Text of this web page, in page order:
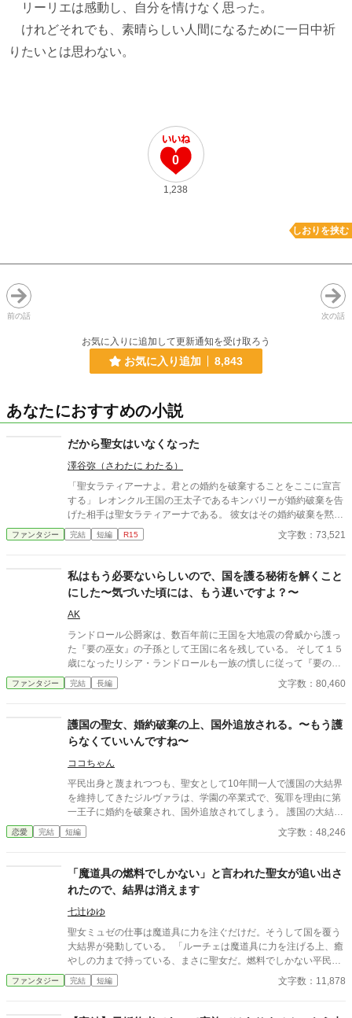
リーリエは感動し、自分を情けなく思った。
けれどそれでも、素晴らしい人間になるために一日中祈
りたいとは思わない。
0
1,238
しおりを挟む
前の話 次の話
お気に入りに追加して更新通知を受け取ろう
お気に入り追加 8,843
あなたにおすすめの小説
だから聖女はいなくなった
澤谷弥（さわたに わたる）
「聖女ラティアーナよ。君との婚約を破棄することをここに宣言
する」 レオンクル王国の王太子であるキンバリーが婚約破棄を告
げた相手は聖女ラティアーナである。 彼女はその婚約破棄を黙っ
て受け入れた。さらに彼女は、新たにキンバリーと婚約したアイ
ニスに聖女の証である首飾りを手渡すと姿を消した。 だが、ラテ
リーだが、すでにその姿はどこにもない。 キンバリーの弟である
サディアスが、兄のためにもラティアーナを探し始める。だが、
彼女を探していくうちに、なぜ彼女がキンバリーとの婚約破棄を
受け入れ、聖女という地位を退いたのかの理由を知る――。 ※7
万字程度の中編です。
ファンタジー 完結 短編 R15 文字数：73,521
私はもう必要ないらしいので、国を護る秘術を解くこと
にした〜気づいた頃には、もう遅いですよ？〜
AK
ランドロール公爵家は、数百年前に王国を大地震の脅威から護っ
た『要の巫女』の子孫として王国に名を残している。 そして１５
歳になったリシア・ランドロールも一族の慣しに従って『要の巫
女』の座を受け継ぐこととなる。 さらに王太子がリシアを婚約者
に選んだことで二人は婚約を結ぶことが決定した。 しかし本物の
式上の祈りを捧げる名ばかりの巫女ばかりであった。 それ故に時
代とともにランドロール公爵家を敬う者は減っていき、遂に王太
子アストラはリシアとの婚約破棄を宣言すると共にランドロール
家の爵位を剥奪する事を決定してしまう。 だが彼らは知らなかっ
た。リシアこそが初代『要の巫女』の生まれ変わりであり、これ
から王国で発生する大地震を予兆し鎮めていたと言う事実を。 そ
して「もう私は必要ないんですよね？」と、そっと術を解き、リ
シアは国を後にする決意をするのだった。 ※小説家になろう・カ
クヨムにも同タイトルで投稿しています。
ファンタジー 完結 長編 文字数：80,460
護国の聖女、婚約破棄の上、国外追放される。〜もう護
らなくていいんですね〜
ココちゃん
平民出身と蔑まれつつも、聖女として10年間一人で護国の大結界
を維持してきたジルヴァラは、学園の卒業式で、冤罪を理由に第
一王子に婚約を破棄され、国外追放されてしまう。 護国の大結界
は、聖女が結界の外に出た瞬間、消滅してしまうけれど、王子の
新しい婚約者さんが次の聖女だっていうし大丈夫だよね。 がんば
恋愛 完結 短編 文字数：48,246
「魔道具の燃料でしかない」と言われた聖女が追い出さ
れたので、結界は消えます
七辻ゆゆ
聖女ミュゼの仕事は魔道具に力を注ぐだけだ。そうして国を覆う
大結界が発動している。 「ルーチェは魔道具に力を注げる上、癒
やしの力まで持っている、まさに聖女だ。燃料でしかない平民の
おまえとは比べようもない」 そう言われて、ミュゼは城を追い出
された。 しかし城から出たことのなかったミュゼが外の世界に恐
ファンタジー 完結 短編 文字数：11,878